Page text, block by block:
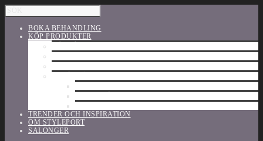
BOKA BEHANDLING
KÖP PRODUKTER
TRENDER OCH INSPIRATION
OM STYLEPORT
SALONGER